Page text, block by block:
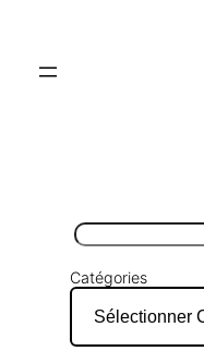
contenu
Rechercher
Catégories